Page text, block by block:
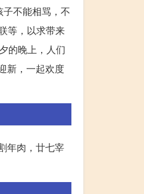
不能相骂，不
等，以求带来
的晚上，人们
新，一起欢度
年肉，廿七宰